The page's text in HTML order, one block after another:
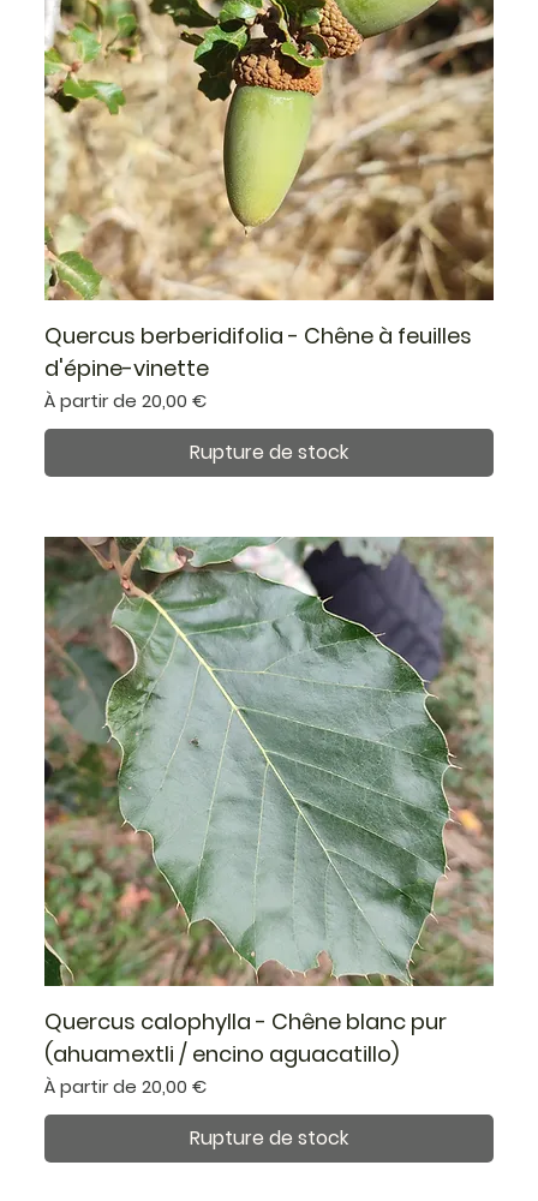
Quercus berberidifolia - Chêne à feuilles
d'épine-vinette
À partir de20,00 €
Prix promotionnel
Rupture de stock
Quercus calophylla - Chêne blanc pur
(ahuamextli / encino aguacatillo)
À partir de20,00 €
Prix promotionnel
Rupture de stock